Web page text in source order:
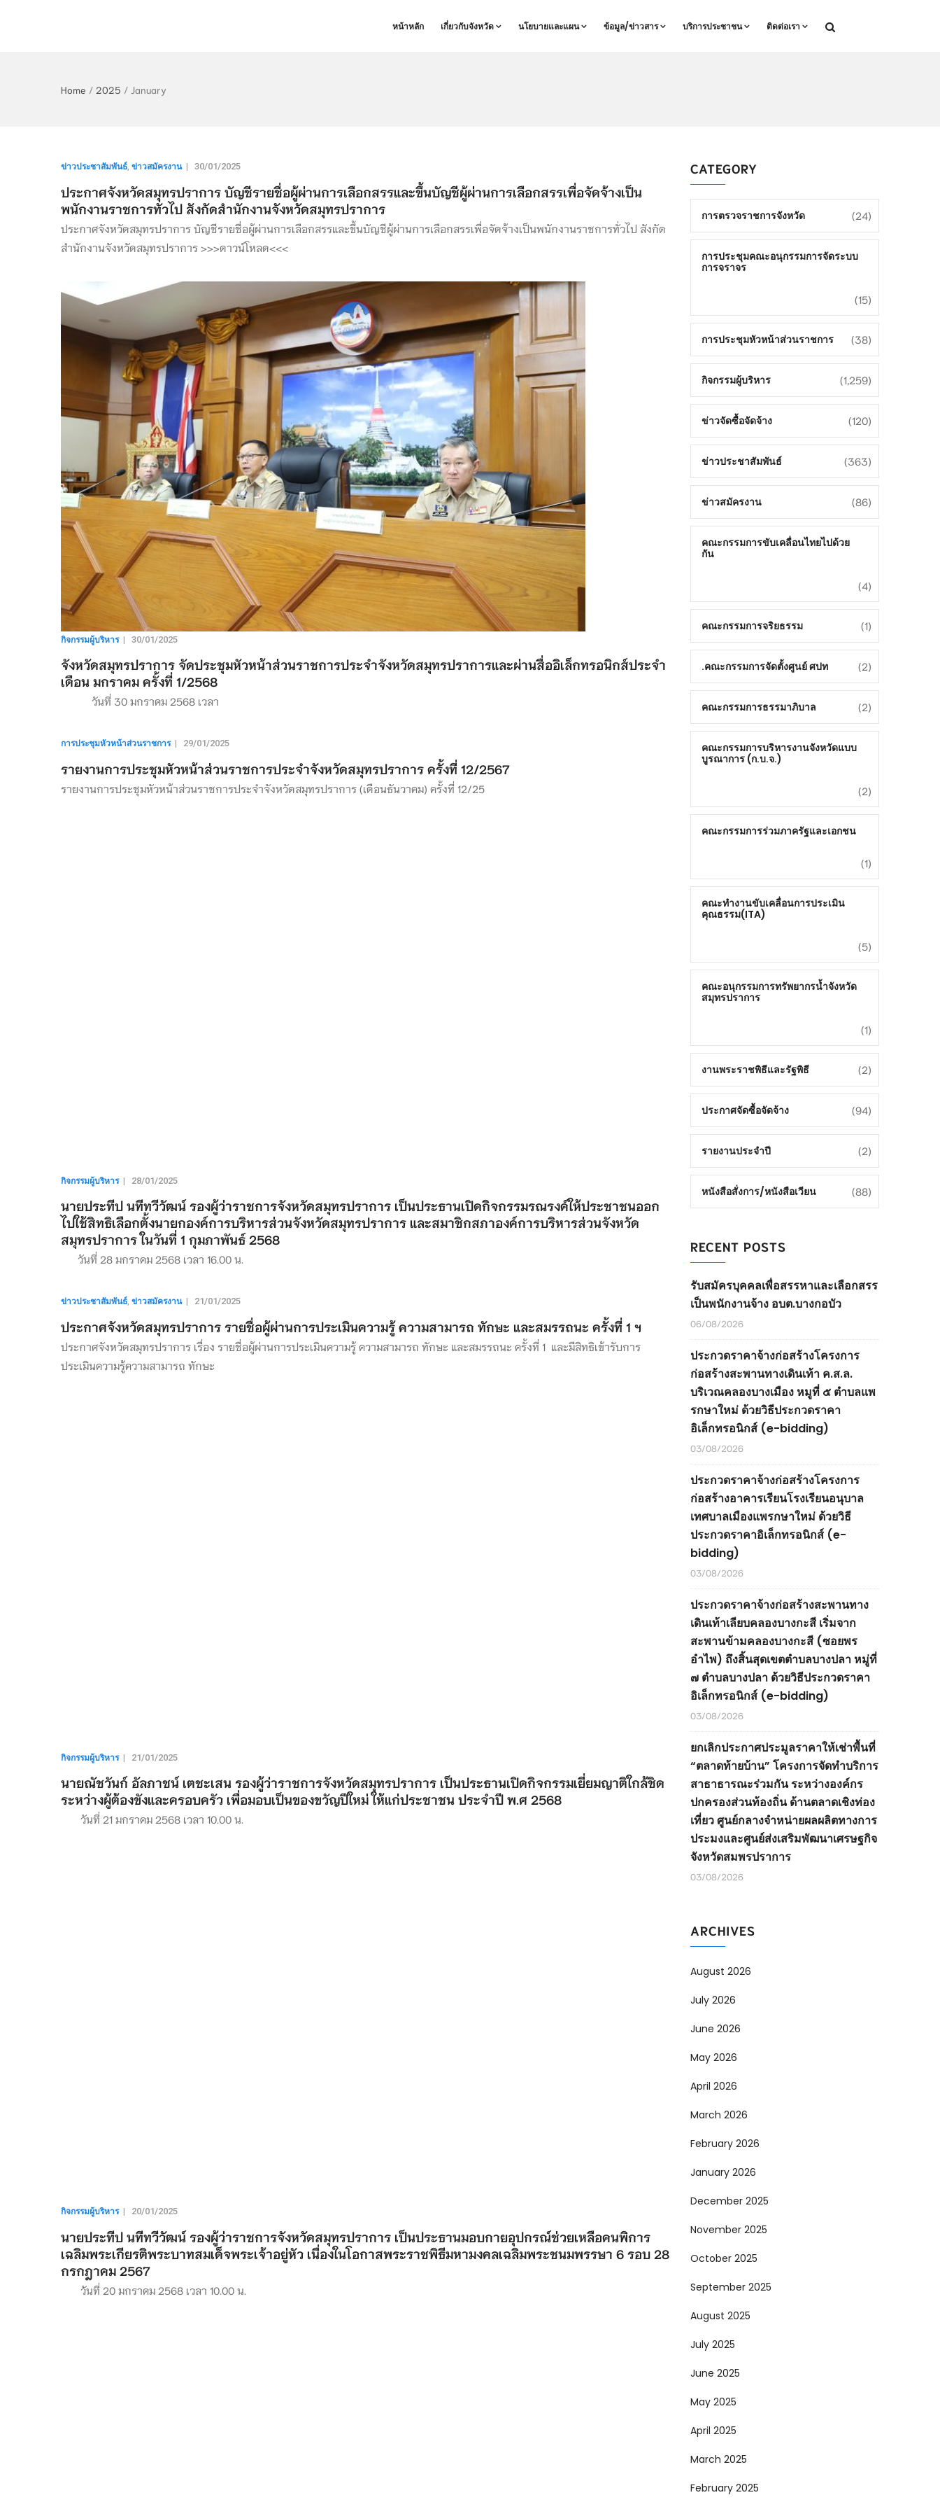
หน้าหลัก เกี่ยวกับจังหวัด นโยบายและแผน ข้อมูล/ข่าวสาร บริการประชาชน ติดต่อเรา
Home / 2025 / January
ข่าวประชาสัมพันธ์, ข่าวสมัครงาน| 30/01/2025
ประกาศจังหวัดสมุทรปราการ บัญชีรายชื่อผู้ผ่านการเลือกสรรและขึ้นบัญชีผู้ผ่านการเลือกสรรเพื่อจัดจ้างเป็น
พนักงานราชการทั่วไป สังกัดสำนักงานจังหวัดสมุทรปราการ
ประกาศจังหวัดสมุทรปราการ บัญชีรายชื่อผู้ผ่านการเลือกสรรและขึ้นบัญชีผู้ผ่านการเลือกสรรเพื่อจัดจ้างเป็นพนักงานราชการทั่วไป สังกัด
สำนักงานจังหวัดสมุทรปราการ >>>ดาวน์โหลด<<<
กิจกรรมผู้บริหาร| 30/01/2025
จังหวัดสมุทรปราการ จัดประชุมหัวหน้าส่วนราชการประจำจังหวัดสมุทรปราการและผ่านสื่ออิเล็กทรอนิกส์ประจำ
เดือน มกราคม ครั้งที่ 1/2568
วันที่ 30 มกราคม 2568 เวลา
การประชุมหัวหน้าส่วนราชการ| 29/01/2025
รายงานการประชุมหัวหน้าส่วนราชการประจำจังหวัดสมุทรปราการ ครั้งที่ 12/2567
รายงานการประชุมหัวหน้าส่วนราชการประจำจังหวัดสมุทรปราการ (เดือนธันวาคม) ครั้งที่ 12/25
กิจกรรมผู้บริหาร| 28/01/2025
นายประทีป นทีทวีวัฒน์ รองผู้ว่าราชการจังหวัดสมุทรปราการ เป็นประธานเปิดกิจกรรมรณรงค์ให้ประชาชนออก
ไปใช้สิทธิเลือกตั้งนายกองค์การบริหารส่วนจังหวัดสมุทรปราการ และสมาชิกสภาองค์การบริหารส่วนจังหวัด
สมุทรปราการ ในวันที่ 1 กุมภาพันธ์ 2568
วันที่ 28 มกราคม 2568 เวลา 16.00 น.
ข่าวประชาสัมพันธ์, ข่าวสมัครงาน| 21/01/2025
ประกาศจังหวัดสมุทรปราการ รายชื่อผู้ผ่านการประเมินความรู้ ความสามารถ ทักษะ และสมรรถนะ ครั้งที่ 1 ฯ
ประกาศจังหวัดสมุทรปราการ เรื่อง รายชื่อผู้ผ่านการประเมินความรู้ ความสามารถ ทักษะ และสมรรถนะ ครั้งที่ 1 และมีสิทธิเข้ารับการ
ประเมินความรู้ความสามารถ ทักษะ
กิจกรรมผู้บริหาร| 21/01/2025
นายณัชวันก์ อัลภาชน์ เตชะเสน รองผู้ว่าราชการจังหวัดสมุทรปราการ เป็นประธานเปิดกิจกรรมเยี่ยมญาติใกล้ชิด
ระหว่างผู้ต้องขังและครอบครัว เพื่อมอบเป็นของขวัญปีใหม่ ให้แก่ประชาชน ประจำปี พ.ศ 2568
วันที่ 21 มกราคม 2568 เวลา 10.00 น.
กิจกรรมผู้บริหาร| 20/01/2025
นายประทีป นทีทวีวัฒน์ รองผู้ว่าราชการจังหวัดสมุทรปราการ เป็นประธานมอบกายอุปกรณ์ช่วยเหลือคนพิการ
เฉลิมพระเกียรติพระบาทสมเด็จพระเจ้าอยู่หัว เนื่องในโอกาสพระราชพิธีมหามงคลเฉลิมพระชนมพรรษา 6 รอบ 28
กรกฎาคม 2567
วันที่ 20 มกราคม 2568 เวลา 10.00 น.
CATEGORY
การตรวจราชการจังหวัด (24)
การประชุมคณะอนุกรรมการจัดระบบ
การจราจร
(15)
การประชุมหัวหน้าส่วนราชการ (38)
กิจกรรมผู้บริหาร (1,259)
ข่าวจัดซื้อจัดจ้าง (120)
ข่าวประชาสัมพันธ์ (363)
ข่าวสมัครงาน (86)
คณะกรรมการขับเคลื่อนไทยไปด้วย
กัน
(4)
คณะกรรมการจริยธรรม (1)
คณะกรรมการจัดตั้งศูนย์ ศปท. (2)
คณะกรรมการธรรมาภิบาล (2)
คณะกรรมการบริหารงานจังหวัดแบบ
บูรณาการ (ก.บ.จ.)
(2)
คณะกรรมการร่วมภาครัฐและเอกชน
(1)
คณะทำงานขับเคลื่อนการประเมิน
คุณธรรม(ITA)
(5)
คณะอนุกรรมการทรัพยากรน้ำจังหวัด
สมุทรปราการ
(1)
งานพระราชพิธีและรัฐพิธี (2)
ประกาศจัดซื้อจัดจ้าง (94)
รายงานประจำปี (2)
หนังสือสั่งการ/หนังสือเวียน (88)
RECENT POSTS
รับสมัครบุคคลเพื่อสรรหาและเลือกสรร
เป็นพนักงานจ้าง อบต.บางกอบัว
06/08/2026
ประกวดราคาจ้างก่อสร้างโครงการ
ก่อสร้างสะพานทางเดินเท้า ค.ส.ล.
บริเวณคลองบางเมือง หมูที่ ๕ ตำบลแพ
รกษาใหม่ ด้วยวิธีประกวดราคา
อิเล็กทรอนิกส์ (e-bidding)
03/08/2026
ประกวดราคาจ้างก่อสร้างโครงการ
ก่อสร้างอาคารเรียนโรงเรียนอนุบาล
เทศบาลเมืองแพรกษาใหม่ ด้วยวิธี
ประกวดราคาอิเล็กทรอนิกส์ (e-
bidding)
03/08/2026
ประกวดราคาจ้างก่อสร้างสะพานทาง
เดินเท้าเลียบคลองบางกะสี เริ่มจาก
สะพานข้ามคลองบางกะสี (ซอยพร
อำไพ) ถึงสิ้นสุดเขตตำบลบางปลา หมู่ที่
๗ ตำบลบางปลา ด้วยวิธีประกวดราคา
อิเล็กทรอนิกส์ (e-bidding)
03/08/2026
ยกเลิกประกาศประมูลราคาให้เช่าพื้นที่
“ตลาดท้ายบ้าน” โครงการจัดทำบริการ
สาธาธารณะร่วมกัน ระหว่างองค์กร
ปกครองส่วนท้องถิ่น ด้านตลาดเชิงท่อง
เที่ยว ศูนย์กลางจำหน่ายผลผลิตทางการ
ประมงและศูนย์ส่งเสริมพัฒนาเศรษฐกิจ
จังหวัดสมพรปราการ
03/08/2026
ARCHIVES
August 2026
July 2026
June 2026
May 2026
April 2026
March 2026
February 2026
January 2026
December 2025
November 2025
October 2025
September 2025
August 2025
July 2025
June 2025
May 2025
April 2025
March 2025
February 2025